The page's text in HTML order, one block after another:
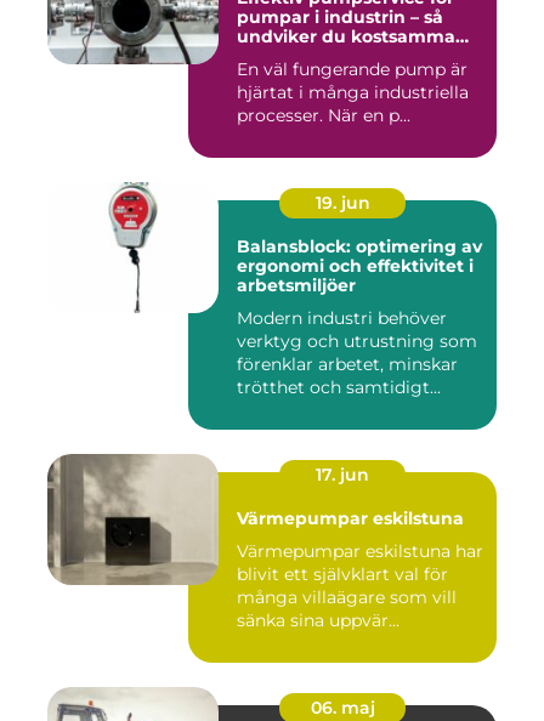
pumpar i industrin – så
undviker du kostsamma
En väl fungerande pump är
hjärtat i många industriella
processer. När en p...
19. jun
Balansblock: optimering av
ergonomi och effektivitet i
arbetsmiljöer
Modern industri behöver
verktyg och utrustning som
förenklar arbetet, minskar
trötthet och samtidigt...
17. jun
Värmepumpar eskilstuna
Värmepumpar eskilstuna har
blivit ett självklart val för
många villaägare som vill
sänka sina uppvär...
06. maj